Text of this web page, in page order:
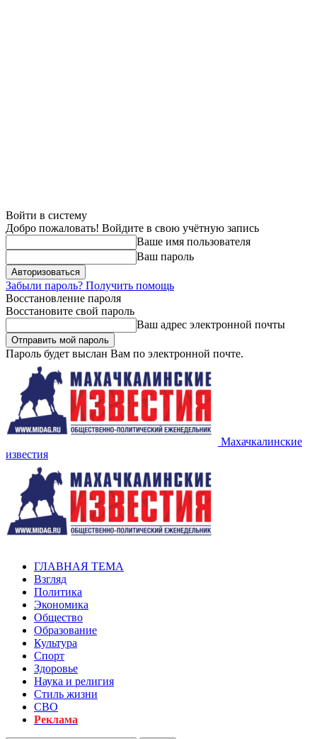
Войти в систему
Добро пожаловать! Войдите в свою учётную запись
Ваше имя пользователя
Ваш пароль
Забыли пароль? Получить помощь
Восстановление пароля
Восстановите свой пароль
Ваш адрес электронной почты
Пароль будет выслан Вам по электронной почте.
Махачкалинские
известия
ГЛАВНАЯ ТЕМА
Взгляд
Политика
Экономика
Общество
Образование
Культура
Спорт
Здоровье
Наука и религия
Стиль жизни
СВО
Реклама